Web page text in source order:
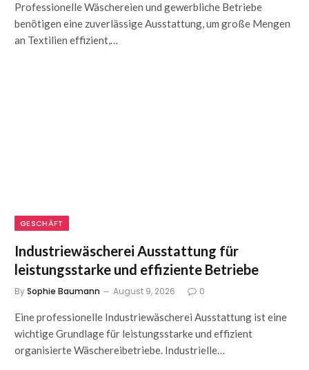
Professionelle Wäschereien und gewerbliche Betriebe
benötigen eine zuverlässige Ausstattung, um große Mengen
an Textilien effizient,…
GESCHÄFT
Industriewäscherei Ausstattung für
leistungsstarke und effiziente Betriebe
BySophie Baumann August 9, 2026 0
Eine professionelle Industriewäscherei Ausstattung ist eine
wichtige Grundlage für leistungsstarke und effizient
organisierte Wäschereibetriebe. Industrielle…